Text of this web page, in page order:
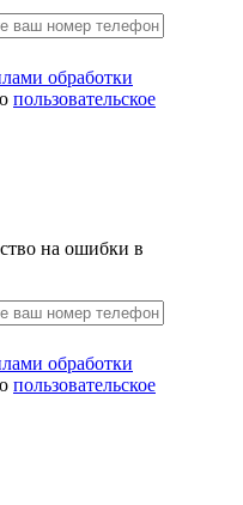
обработки
пользовательское
на ошибки в
обработки
пользовательское